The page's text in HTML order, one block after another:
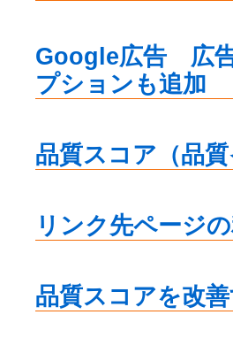
Google広告 広
プションも追加
品質スコア（品
リンク先ページ
品質スコアを改